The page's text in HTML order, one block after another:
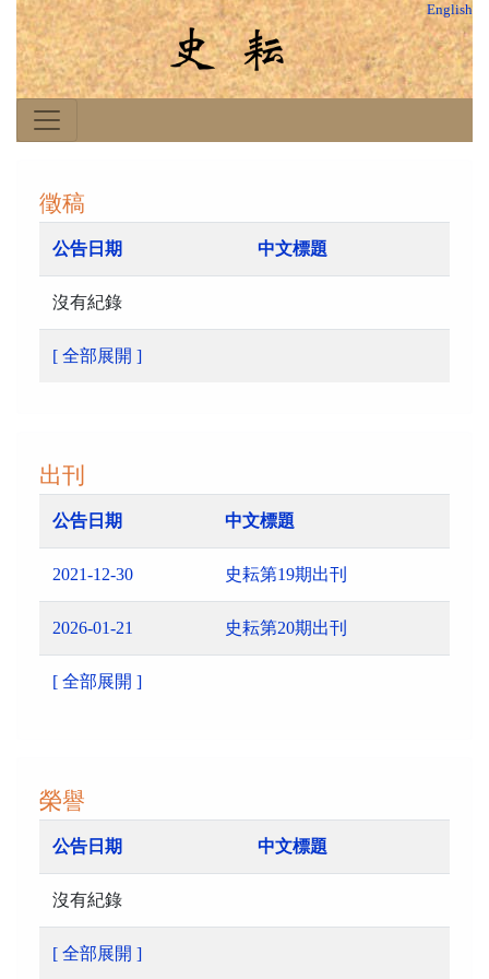
English
徵稿
公告日期 中文標題
沒有紀錄
[ 全部展開 ]
出刊
公告日期 中文標題
2021-12-30 史耘第19期出刊
2026-01-21 史耘第20期出刊
[ 全部展開 ]
榮譽
公告日期 中文標題
沒有紀錄
[ 全部展開 ]